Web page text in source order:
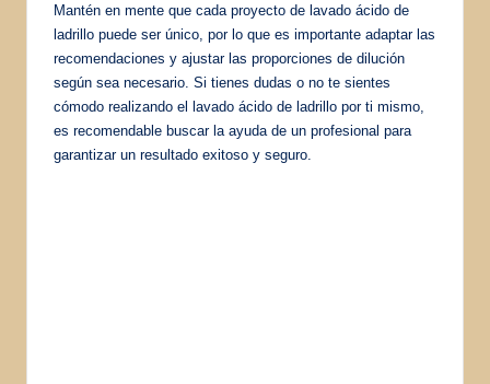
Mantén en mente que cada proyecto de lavado ácido de
ladrillo puede ser único, por lo que es importante adaptar las
recomendaciones y ajustar las proporciones de dilución
según sea necesario. Si tienes dudas o no te sientes
cómodo realizando el lavado ácido de ladrillo por ti mismo,
es recomendable buscar la ayuda de un profesional para
garantizar un resultado exitoso y seguro.